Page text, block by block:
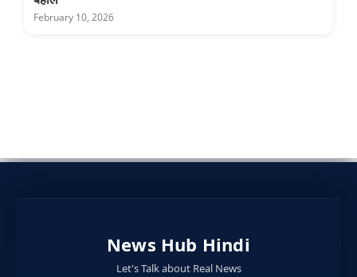
February 10, 2026
News Hub Hindi
Let's Talk about Real News